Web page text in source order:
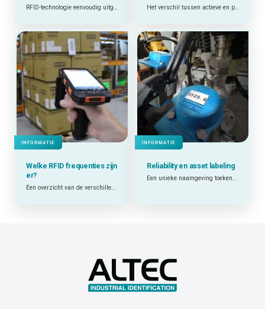
RFID-technologie eenvoudig uitgelegd Het verschil tussen actieve en passieve RFID labels
INFORMATIE
Welke RFID frequenties zijn
er?
Een overzicht van de verschillende RFID frequenties
INFORMATIE
Reliability en asset labeling
Een unieke naamgeving toekennen aan equipment is van groot belang, daarmee is iedereen het tegenwoordig eens.